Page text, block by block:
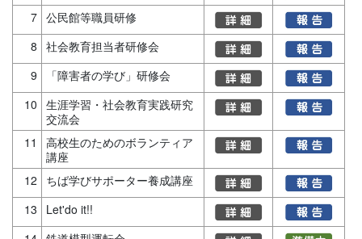
7 公民館等職員研修
8 社会教育担当者研修会
9
「障害者の学び」研修会
10 生涯学習・社会教育実践研究
交流会
11
高校生のためのボランティア
講座
12
ちば学びサポーター養成講座
13
Let'do it!!